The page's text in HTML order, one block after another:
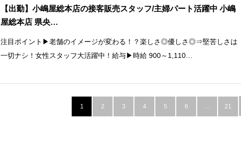
【出勤】小嶋屋総本店の接客販売スタッフ/主婦パート活躍中 小嶋
屋総本店 県央…
注目ポイント▶老舗のイメージが変わる！？楽しさ◎優しさ◎⇒堅苦しさは
一切ナシ！女性スタッフ大活躍中！給与▶時給 900～1,110…
1 2 3 4 5 6 … 21